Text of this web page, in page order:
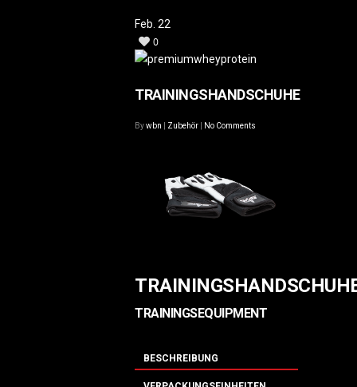
Feb. 22
0
TRAININGSHANDSCHUHE
Bywbn Zubehör No Comments
TRAININGSEQUIPMENT
BESCHREIBUNG